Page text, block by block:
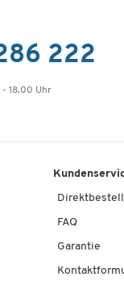
222
- 18.00 Uhr
FAQ
Garantie